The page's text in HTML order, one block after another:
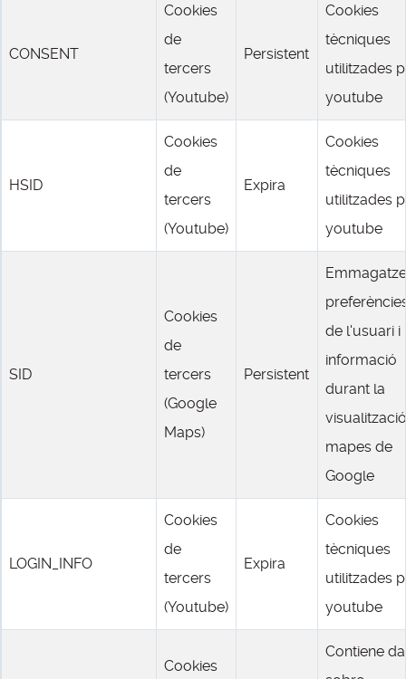
CONSENT
Cookies
de
tercers
(Youtube)
Persistent
Cookies
tècniques
utilitzades
youtube
HSID
Cookies
de
tercers
(Youtube)
Expira
Cookies
tècniques
utilitzades
youtube
SID
Cookies
de
tercers
(Google
Maps)
Persistent
de l'usuari i
informació
durant la
mapes de
Google
LOGIN_INFO
Cookies
de
tercers
(Youtube)
Expira
Cookies
tècniques
utilitzades
youtube
Cookies
Contiene